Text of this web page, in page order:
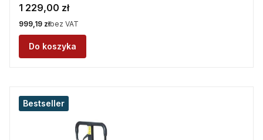
Cena
1 229,00 zł
Cena
999,19 złbez VAT
Do koszyka
Bestseller